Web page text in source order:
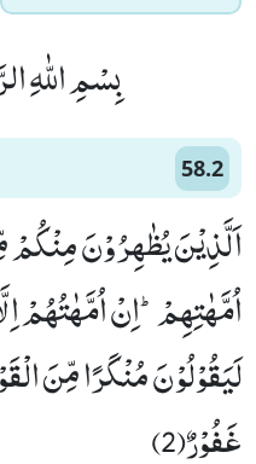
بِسْمِ اللّٰهِ
58.2
اَلَّذِیْنَ یُظٰهِرُوْنَ
اُمَّهٰتِهِمْؕ-اِنْ اُمَّهٰتُهُمْ
لَیَقُوْلُوْنَ مُنْكَرًا مِّنَ
غَفُوْرٌ(2)